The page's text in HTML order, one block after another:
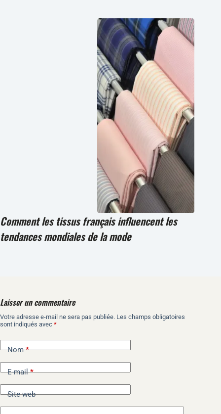
Comment les tissus français influencent les
tendances mondiales de la mode
Laisser un commentaire
Votre adresse e-mail ne sera pas publiée. Les champs obligatoires
sont indiqués avec *
Nom*
E-mail*
Site web
A
l
n
a
t
i